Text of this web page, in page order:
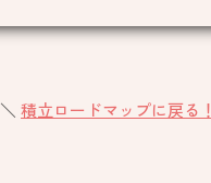
＼ 積立ロードマップに戻る！